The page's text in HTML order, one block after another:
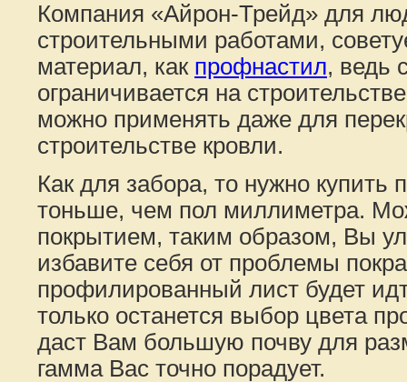
Компания «Айрон-Трейд» для
строительными работами,
материал, как профнастил, ведь
ограничивается на
можно применять даже для
строительстве кровли.
Как для забора, то нужно
тоньше, чем пол миллиметра.
покрытием, таким образом, Вы
избавите себя от проблемы
профилированный лист будет
только останется выбор цвета
даст Вам большую почву для
гамма Вас точно порадует.